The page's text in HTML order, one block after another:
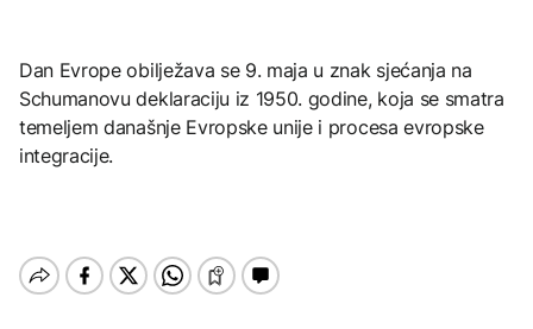
Dan Evrope obilježava se 9. maja u znak sjećanja na
Schumanovu deklaraciju iz 1950. godine, koja se smatra
temeljem današnje Evropske unije i procesa evropske
integracije.